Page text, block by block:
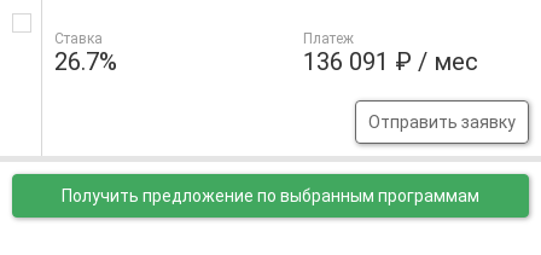
Ставка
26.7%
Платеж
136 091 ₽ / мес
Отправить заявку
Получить предложение по выбранным программам